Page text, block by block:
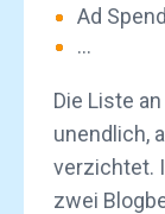
Ad
...
Die Liste
unendlich,
verzichtet.
zwei